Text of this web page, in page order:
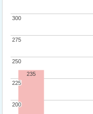
200
200
225
225
250
250
275
275
300
300
235